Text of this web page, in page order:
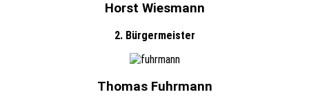
Horst Wiesmann
2. Bürgermeister
Thomas Fuhrmann